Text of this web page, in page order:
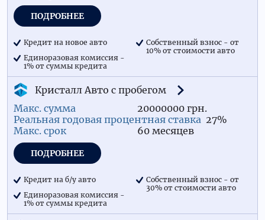
ПОДРОБНЕЕ
Кредит на новое авто
Единоразовая комиссия -
1% от суммы кредита
Собственный взнос - от
10% от стоимости авто
Кристалл Авто с пробегом
20000000 грн.
27%
60 месяцев
ПОДРОБНЕЕ
Кредит на б/у авто
Единоразовая комиссия -
1% от суммы кредита
Собственный взнос - от
30% от стоимости авто